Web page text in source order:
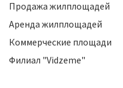
Продажа жилплощадей
Аренда жилплощадей
Коммерческие площади
Филиал "Vidzeme"